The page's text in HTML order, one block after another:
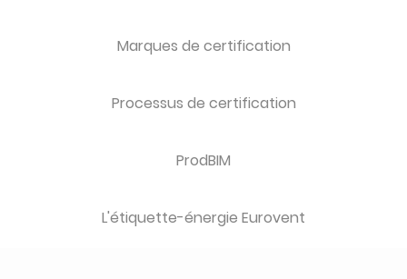
Marques de certification
Processus de certification
ProdBIM
L'étiquette-énergie Eurovent